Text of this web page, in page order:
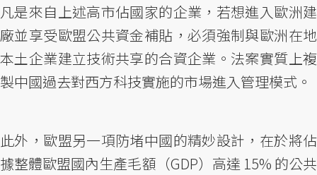
凡是來自上述高市佔國家的企業，若想進入歐洲建
廠並享受歐盟公共資金補貼，必須強制與歐洲在地
本土企業建立技術共享的合資企業。法案實質上複
製中國過去對西方科技實施的市場進入管理模式。
此外，歐盟另一項防堵中國的精妙設計，在於將佔
據整體歐盟國內生產毛額（GDP）高達 15% 的公共